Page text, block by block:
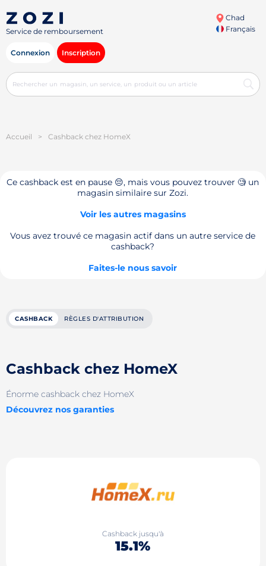
Service de remboursement
Chad
Français
Connexion Inscription
Accueil > Cashback chez HomeX
Ce cashback est en pause 😔, mais vous pouvez trouver 🧐 un
magasin similaire sur Zozi.
Voir les autres magasins
Vous avez trouvé ce magasin actif dans un autre service de
cashback?
Faites-le nous savoir
CASHBACK RÈGLES D'ATTRIBUTION
Cashback chez HomeX
Énorme cashback chez HomeX
Découvrez nos garanties
Cashback jusqu'à
15.1%